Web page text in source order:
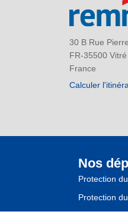
30 B Rue
FR-35500 Vitré
France
Calculer
Nos
Protection
Protection